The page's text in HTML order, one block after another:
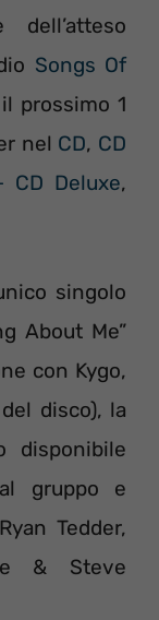
dell’atteso
Songs Of
prossimo 1
nel CD, CD
CD Deluxe,
singolo
About Me”
con Kygo,
disco), la
disponibile
gruppo e
Tedder,
& Steve